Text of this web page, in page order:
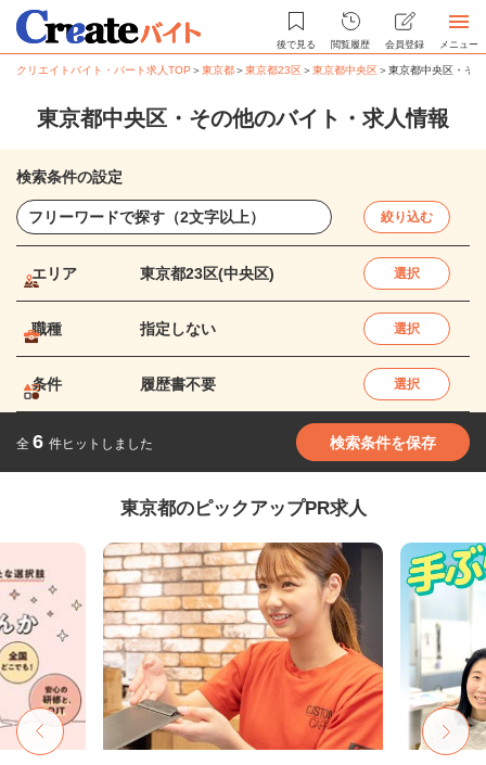
後で見る 閲覧履歴 会員登録 メニュー
クリエイトバイト・パート求人TOP ＞東京都＞東京都23区＞東京都中央区＞東京都中央区・そ
東京都中央区・その他のバイト・求人情報
検索条件の設定
絞り込む
エリア 東京都23区(中央区) 選択
職種 指定しない 選択
条件 履歴書不要 選択
全 6 件ヒットしました 検索条件を保存
東京都のピックアップPR求人